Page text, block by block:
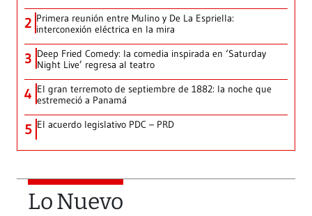
2 Primera reunión entre Mulino y De La Espriella:
interconexión eléctrica en la mira
3 Deep Fried Comedy: la comedia inspirada en ‘Saturday
Night Live’ regresa al teatro
4 El gran terremoto de septiembre de 1882: la noche que
estremeció a Panamá
5 El acuerdo legislativo PDC – PRD
Lo Nuevo